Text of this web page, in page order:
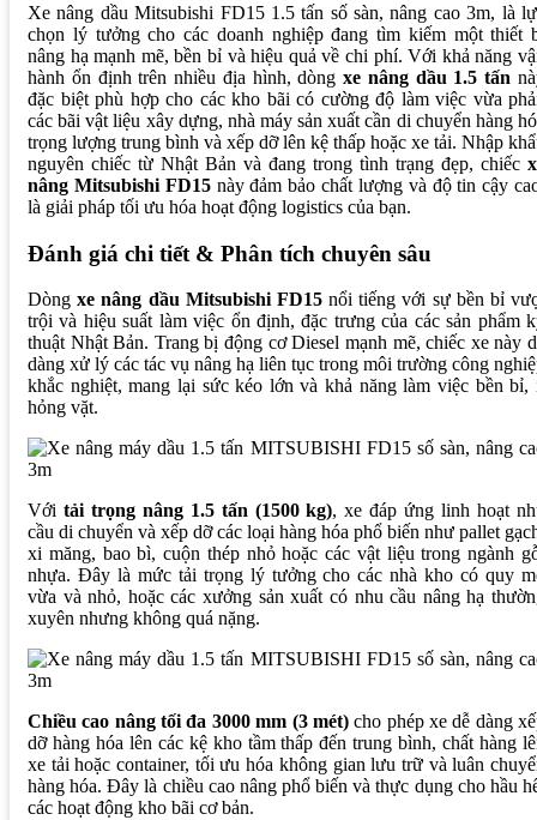
Xe nâng dầu Mitsubishi FD15 1.5 tấn số sàn, nâng cao 3m, là
chọn lý tưởng cho các doanh nghiệp đang tìm kiếm một thiết
nâng hạ mạnh mẽ, bền bỉ và hiệu quả về chi phí. Với khả năng
hành ổn định trên nhiều địa hình, dòngxe nâng dầu 1.5 tấn
đặc biệt phù hợp cho các kho bãi có cường độ làm việc vừa
các bãi vật liệu xây dựng, nhà máy sản xuất cần di chuyển hàng
trọng lượng trung bình và xếp dỡ lên kệ thấp hoặc xe tải. Nhập
nguyên chiếc từ Nhật Bản và đang trong tình trạng đẹp, chiếc
nâng Mitsubishi FD15này đảm bảo chất lượng và độ tin cậy
là giải pháp tối ưu hóa hoạt động logistics của bạn.
Đánh giá chi tiết & Phân tích chuyên sâu
Dòngxe nâng dầu Mitsubishi FD15nổi tiếng với sự bền bỉ
trội và hiệu suất làm việc ổn định, đặc trưng của các sản phẩm
thuật Nhật Bản. Trang bị động cơ Diesel mạnh mẽ, chiếc xe này
dàng xử lý các tác vụ nâng hạ liên tục trong môi trường công
khắc nghiệt, mang lại sức kéo lớn và khả năng làm việc bền bỉ,
hỏng vặt.
Với tải trọng nâng 1.5 tấn (1500 kg), xe đáp ứng linh hoạt
cầu di chuyển và xếp dỡ các loại hàng hóa phổ biến như pallet
xi măng, bao bì, cuộn thép nhỏ hoặc các vật liệu trong ngành
nhựa. Đây là mức tải trọng lý tưởng cho các nhà kho có quy
vừa và nhỏ, hoặc các xưởng sản xuất có nhu cầu nâng hạ
xuyên nhưng không quá nặng.
Chiều cao nâng tối đa 3000 mm (3 mét)cho phép xe dễ dàng
dỡ hàng hóa lên các kệ kho tầm thấp đến trung bình, chất hàng
xe tải hoặc container, tối ưu hóa không gian lưu trữ và luân
hàng hóa. Đây là chiều cao nâng phổ biến và thực dụng cho hầu
các hoạt động kho bãi cơ bản.